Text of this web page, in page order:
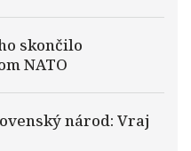
skončilo
NATO
národ: Vraj